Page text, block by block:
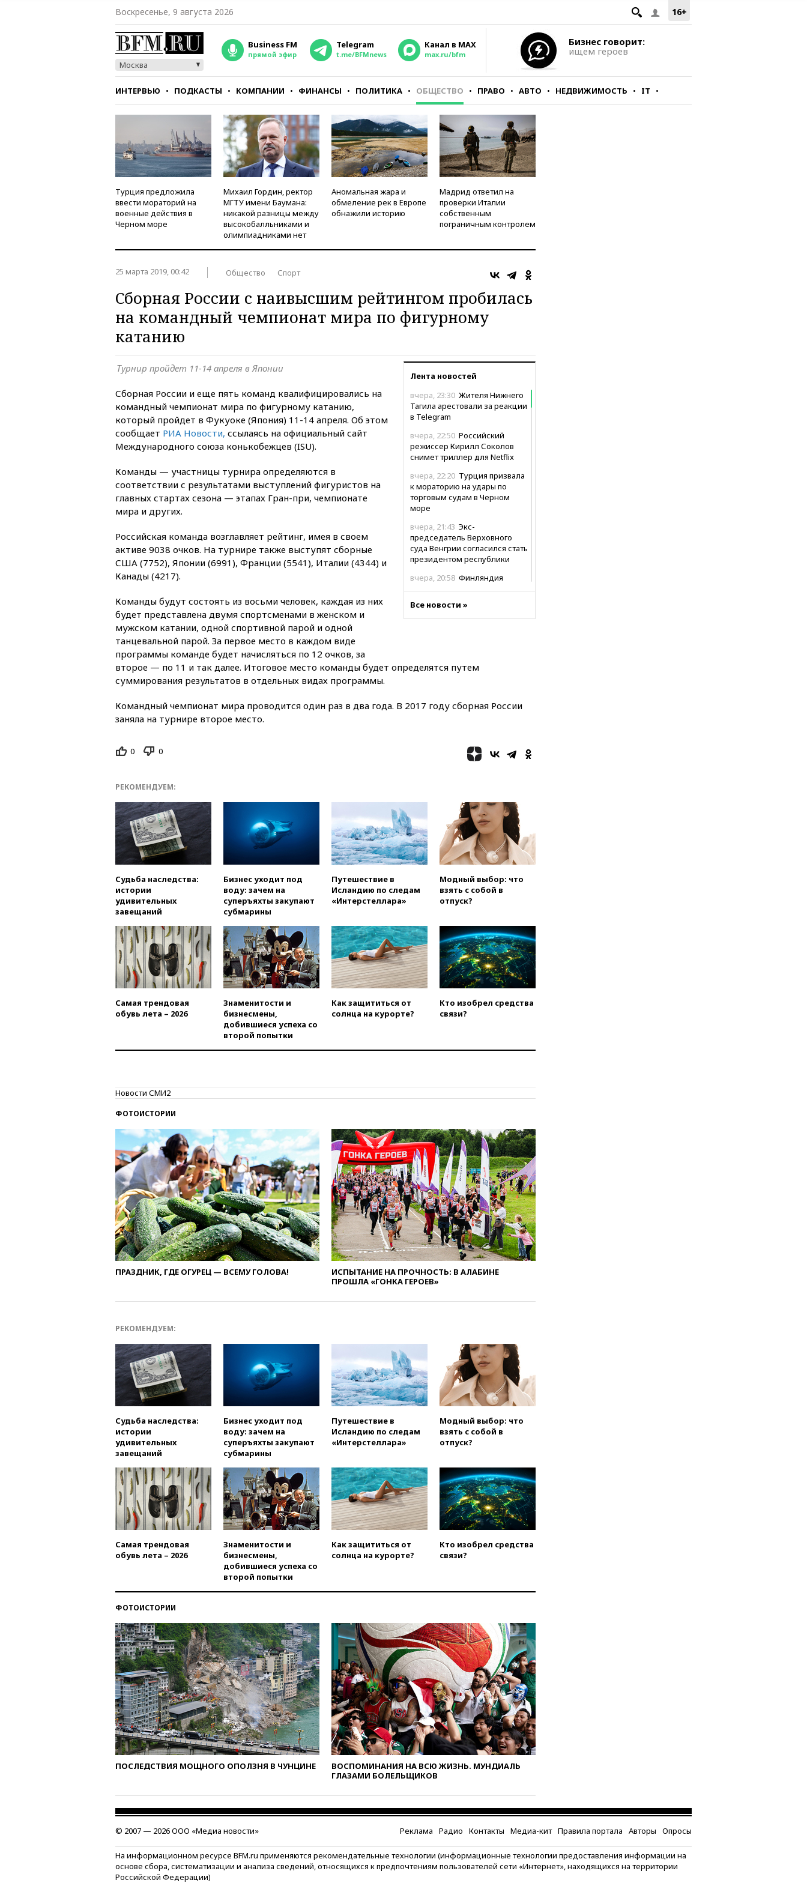
16+
Воскресенье, 9 августа 2026
Москва
Business FM
прямой эфир
Telegram
t.me/BFMnews
Канал в MAX
max.ru/bfm
Бизнес говорит:
ищем героев
ИНТЕРВЬЮ ПОДКАСТЫ КОМПАНИИ ФИНАНСЫ ПОЛИТИКА ОБЩЕСТВО ПРАВО АВТО НЕДВИЖИМОСТЬ IT
СТИЛЬ ТЕСТЫ
Турция предложила
ввести мораторий на
военные действия в
Черном море
Михаил Гордин, ректор
МГТУ имени Баумана:
никакой разницы между
высокобалльниками и
олимпиадниками нет
Аномальная жара и
обмеление рек в Европе
обнажили историю
Мадрид ответил на
проверки Италии
собственным
пограничным контролем
25 марта 2019, 00:42 Общество Спорт
Сборная России с наивысшим рейтингом пробилась
на командный чемпионат мира по фигурному
катанию
Лента новостей
вчера, 23:30 Жителя Нижнего
Тагила арестовали за реакции
в Теlegram
вчера, 22:50 Российский
режиссер Кирилл Соколов
снимет триллер для Netflix
вчера, 22:20 Турция призвала
к мораторию на удары по
торговым судам в Черном
море
вчера, 21:43 Экс-
председатель Верховного
суда Венгрии согласился стать
президентом республики
вчера, 20:58 Финляндия
гражданства
нефтяной компании ADNOC в
Ормузе
хранилищах достиг
Москву и Киев
вчера, 17:43«Тиса» выдвинула
экс-председателя Верховного
суда на пост президента
Венгрии
авантюра Германии ставит под
угрозу европейскую зиму»
взорвался вблизи
газопровода в Болгарии
вчера, 15:25При атаке БПЛА в
Белгородской области погиб
мирный житель
отец футболиста Лионеля
Месси
США стал Тодд Бланш
вчера, 13:03Испания ввела
погранконтроль для
итальянских туристов
вчера, 12:27 Возгорание на
Ильском НПЗ, вызванное
атакой БПЛА, потушили
вчера, 11:47Суд оставил под
арестом Rolls-Royce блогера
Лерчек
вчера, 11:07При
столкновении катера и лодки
под Самарой погибли два
Силы ПВО
перехватили за утро 85 БПЛА
над территорией РФ
вчера, 09:25
Ильский НПЗ на
Кубани загорелся после
падения обломков дрона
вчера, 08:57 Собянин
сообщил о девяти БПЛА,
вчера, 08:42Силы ПВО сбили
почти 400 БПЛА над
российскими регионами
вчера, 08:16Лукашенко
призвал белорусов покупать
вчера, 07:30 Нигерия стала
вчера, 05:30ВМС Испании
усилили присутствие в Сеуте
на фоне миграционного
кризиса
вчера, 03:30В Минстрое
сравнили качество жилья в
Нью-Йорке и России
вчера, 02:30Трамп попросил
отпустить его с круглого стола
в Госдепе, чтобы «вести
вчера, 01:35
вчера, 00:30FT: ЕС не готов
принять в блок Украину из-за
7 августаЛукашенко
объяснил экономическую
Все новости »
Турнир пройдет 11-14 апреля в Японии
Сборная России и еще пять команд квалифицировались на
командный чемпионат мира по фигурному катанию,
который пройдет в Фукуоке (Япония) 11-14 апреля. Об этом
сообщает РИА Новости, ссылаясь на официальный сайт
Международного союза конькобежцев (ISU).
Команды — участницы турнира определяются в
соответствии с результатами выступлений фигуристов на
главных стартах сезона — этапах Гран-при, чемпионате
мира и других.
Российская команда возглавляет рейтинг, имея в своем
активе 9038 очков. На турнире также выступят сборные
США (7752), Японии (6991), Франции (5541), Италии (4344) и
Канады (4217).
Команды будут состоять из восьми человек, каждая из них
будет представлена двумя спортсменами в женском и
мужском катании, одной спортивной парой и одной
танцевальной парой. За первое место в каждом виде
программы команде будет начисляться по 12 очков, за
второе — по 11 и так далее. Итоговое место команды будет определятся путем
суммирования результатов в отдельных видах программы.
Командный чемпионат мира проводится один раз в два года. В 2017 году сборная России
заняла на турнире второе место.
0 0
РЕКОМЕНДУЕМ:
Судьба наследства:
истории
удивительных
завещаний
Бизнес уходит под
воду: зачем на
суперъяхты закупают
субмарины
Путешествие в
Исландию по следам
«Интерстеллара»
Модный выбор: что
взять с собой в
отпуск?
Самая трендовая
обувь лета – 2026
Знаменитости и
бизнесмены,
добившиеся успеха со
второй попытки
Как защититься от
солнца на курорте?
Кто изобрел средства
связи?
Новости СМИ2
ФОТОИСТОРИИ
ПРАЗДНИК, ГДЕ ОГУРЕЦ — ВСЕМУ ГОЛОВА!
ИСПЫТАНИЕ НА ПРОЧНОСТЬ: В АЛАБИНЕ
ПРОШЛА «ГОНКА ГЕРОЕВ»
РЕКОМЕНДУЕМ:
Судьба наследства:
истории
удивительных
завещаний
Бизнес уходит под
воду: зачем на
суперъяхты закупают
субмарины
Путешествие в
Исландию по следам
«Интерстеллара»
Модный выбор: что
взять с собой в
отпуск?
Самая трендовая
обувь лета – 2026
Знаменитости и
бизнесмены,
добившиеся успеха со
второй попытки
Как защититься от
солнца на курорте?
Кто изобрел средства
связи?
ФОТОИСТОРИИ
ПОСЛЕДСТВИЯ МОЩНОГО ОПОЛЗНЯ В ЧУНЦИНЕ
ВОСПОМИНАНИЯ НА ВСЮ ЖИЗНЬ. МУНДИАЛЬ
ГЛАЗАМИ БОЛЕЛЬЩИКОВ
© 2007 — 2026 ООО «Медиа новости» Реклама Радио Контакты Медиа-кит Правила портала Авторы Опросы
На информационном ресурсе BFM.ru применяются рекомендательные технологии (информационные технологии предоставления информации на
основе сбора, систематизации и анализа сведений, относящихся к предпочтениям пользователей сети «Интернет», находящихся на территории
Российской Федерации)